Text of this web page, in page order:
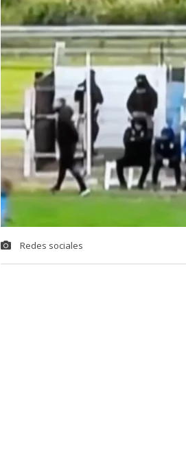
Redes sociales